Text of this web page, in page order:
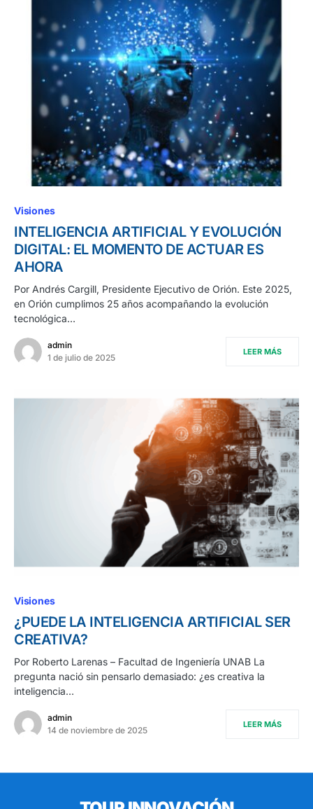
Visiones
INTELIGENCIA ARTIFICIAL Y EVOLUCIÓN
DIGITAL: EL MOMENTO DE ACTUAR ES
AHORA
Por Andrés Cargill, Presidente Ejecutivo de Orión. Este 2025,
en Orión cumplimos 25 años acompañando la evolución
tecnológica…
admin
1 de julio de 2025
LEER MÁS
Visiones
¿PUEDE LA INTELIGENCIA ARTIFICIAL SER
CREATIVA?
Por Roberto Larenas – Facultad de Ingeniería UNAB La
pregunta nació sin pensarlo demasiado: ¿es creativa la
inteligencia…
admin
14 de noviembre de 2025
LEER MÁS